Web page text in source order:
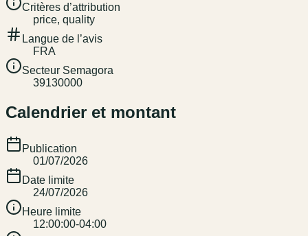
Critères d’attribution
price, quality
Langue de l’avis
FRA
Secteur Semagora
39130000
Calendrier et montant
Publication
01/07/2026
Date limite
24/07/2026
Heure limite
12:00:00-04:00